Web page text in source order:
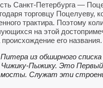
Санкт-Петербурга —
торговцу Поцелуеву,
трактира. Поэтому
на этой
его названия.
из обширного
Пыжику. Это
Служат эти